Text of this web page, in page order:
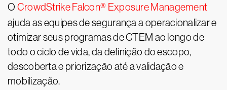
O CrowdStrike Falcon® Exposure Management
ajuda as equipes de segurança a operacionalizar e
otimizar seus programas de CTEM ao longo de
todo o ciclo de vida, da definição do escopo,
descoberta e priorização até a validação e
mobilização.